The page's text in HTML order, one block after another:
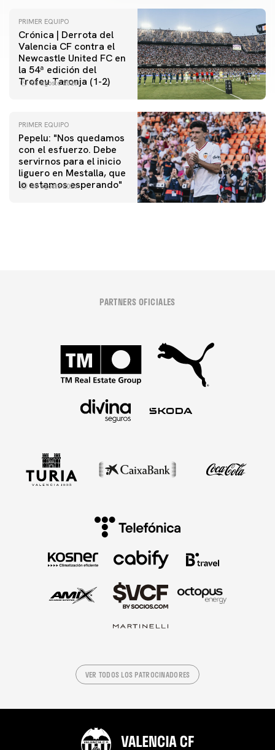
PRIMER EQUIPO
Crónica | Derrota del
Valencia CF contra el
Newcastle United FC en
la 54ª edición del
Trofeu Taronja (1-2)
08 agosto 2026
PRIMER EQUIPO
Pepelu: "Nos quedamos
con el esfuerzo. Debe
servirnos para el inicio
liguero en Mestalla, que
lo estamos esperando"
08 agosto 2026
PRIMER EQUIPO
Las fotos del Valencia CF-Newcastle United FC
PARTNERS OFICIALES
VER TODOS LOS PATROCINADORES